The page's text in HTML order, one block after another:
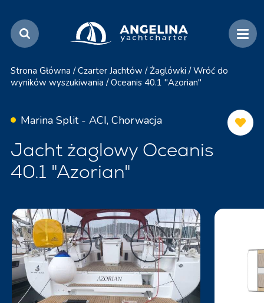
Strona Główna / Czarter Jachtów / Żaglówki / Wróć do
wyników wyszukiwania / Oceanis 40.1 "Azorian"
Marina Split - ACI, Chorwacja
Jacht żaglowy Oceanis
40.1 "Azorian"